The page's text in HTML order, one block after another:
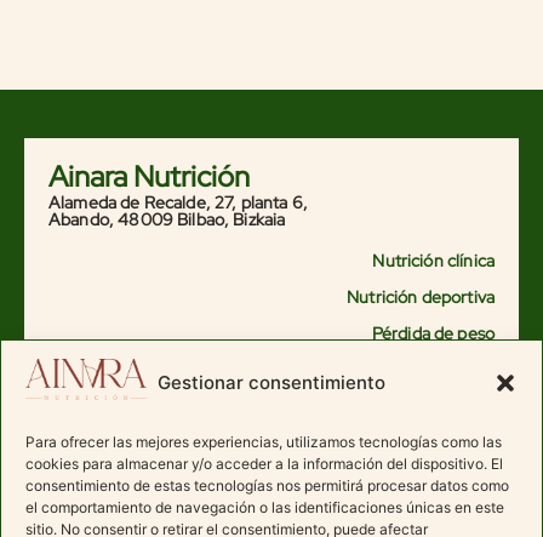
Gestionar consentimiento
Para ofrecer las mejores experiencias, utilizamos tecnologías como las
cookies para almacenar y/o acceder a la información del dispositivo. El
consentimiento de estas tecnologías nos permitirá procesar datos como
el comportamiento de navegación o las identificaciones únicas en este
sitio. No consentir o retirar el consentimiento, puede afectar
Ainara Nutrición
Alameda de Recalde, 27, planta 6,
Abando, 48009 Bilbao, Bizkaia
Nutrición clínica
Nutrición deportiva
Pérdida de peso
Alimentación saludable
Nutrición oncológica
Vegana – vegetariana
Subir de peso